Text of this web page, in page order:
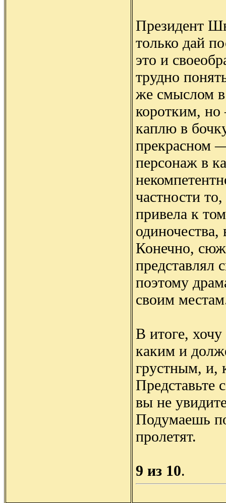
Президент
только дай
это и
трудно
же смыслом в
коротким,
каплю в
прекрасном
персонаж в
частности
привела к
одиночества,
Конечно,
представлял
поэтому
своим
В итоге,
каким и
грустным, и,
Представьте
вы не
Подумаешь
пролетят.
9 из 10.